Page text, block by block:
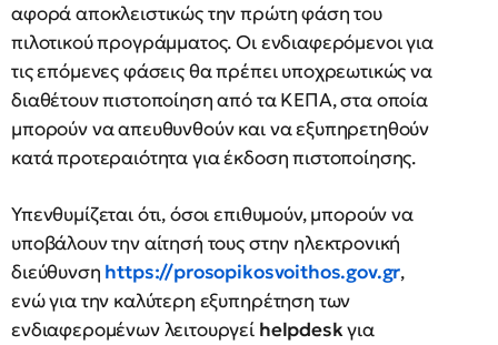
αφορά αποκλειστικώς την πρώτη φάση του
πιλοτικού προγράμματος. Οι ενδιαφερόμενοι για
τις επόμενες φάσεις θα πρέπει υποχρεωτικώς να
διαθέτουν πιστοποίηση από τα ΚΕΠΑ, στα οποία
μπορούν να απευθυνθούν και να εξυπηρετηθούν
κατά προτεραιότητα για έκδοση πιστοποίησης.
Υπενθυμίζεται ότι, όσοι επιθυμούν, μπορούν να
υποβάλουν την αίτησή τους στην ηλεκτρονική
διεύθυνση https://prosopikosvoithos.gov.gr,
ενώ για την καλύτερη εξυπηρέτηση των
ενδιαφερομένων λειτουργεί helpdeskγια